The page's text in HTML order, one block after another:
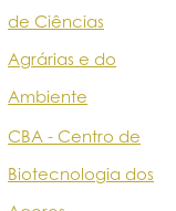
de Ciências
Agrárias e do
Ambiente
CBA - Centro de
Biotecnologia dos